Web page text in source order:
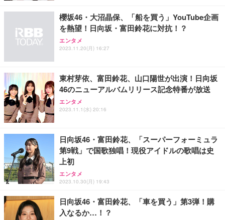
務用 おしゃれ パソコンチェア (ブラック)
Sezlife オフィスチェア デスクチェア 疲れない テレ
ワーク チェア 強化バックレスト 30度ロッキング機
能 人間工学 椅子 腰サポート 90度跳ね上げ式アーム
務用 おしゃれ パソコンチェア (ホワイト)
ANDWINT オフィスチェア デスクチェア 肘なし メ
ッシュ 通気性 ランバーサポート付き 腰サポート ガ
ス圧無段階昇降 360度回転 キャスター付き コンパク
【整備済み品】Dell E2724HS 27インチ 液晶モニタ
ー フルHD（1920×1080）VA 非光沢 HDMI/DisplayP
ort/VGA スピーカー内蔵 高さ調整 スイベル VESA対
【MiniLED/24.5inch/280Hz/FHD】GRAPHT THE S
HOOTER Gaming Monitor 24” Essential ゲーミン
グモニター QD 24.5インチ 1ms FHD 量子ドット 残
Smart Basic(スマートベーシック) 【Amazon.co.jp
限定】 Smart Basic アイリスオーヤマ ペットシーツ
超厚型 お徳用 ワイド 100枚入 (x 1) (ケース販売)
アイリスオーヤマ ペットシーツ 超厚型 お徳用 レギ
ュラー 200枚入【Amazon.co.jp限定】
櫻坂46・大沼晶保、「船を買う」YouTube企画
を熱望！日向坂・富田鈴花に対抗！？
エンタメ
2023.11.20(月) 16:27
東村芽依、富田鈴花、山口陽世が出演！日向坂
46のニューアルバムリリース記念特番が放送
エンタメ
2023.11.1(水) 20:16
日向坂46・富田鈴花、「スーパーフォーミュラ
第9戦」で国歌独唱！現役アイドルの歌唱は史
上初
エンタメ
2023.10.30(月) 19:43
日向坂46・富田鈴花、「車を買う」第3弾！購
入なるか…！？